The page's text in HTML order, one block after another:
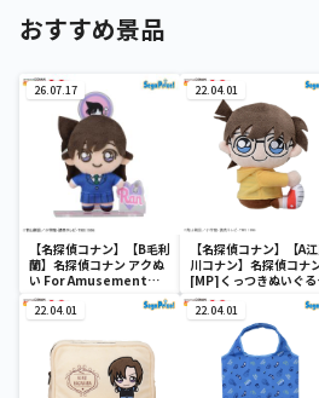
おすすめ景品
26.07.17
【名探偵コナン】【B毛利
蘭】名探偵コナン アクぬ
い For Amusement
Vol.1（EX）
22.04.01
【名探偵コナン】【A
川コナン】名探偵コナ
[MP]くっつきぬいぐる
み“コナン&降谷&高
佐藤”
22.04.01 22.04.01